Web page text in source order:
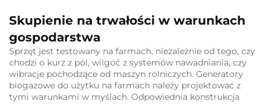
Skupienie na trwałości w warunkach
gospodarstwa
Sprzęt jest testowany na farmach, niezależnie od tego, czy
chodzi o kurz z pól, wilgoć z systemów nawadniania, czy
wibracje pochodzące od maszyn rolniczych. Generatory
biogazowe do użytku na farmach należy projektować z
tymi warunkami w myślach. Odpowiednia konstrukcja